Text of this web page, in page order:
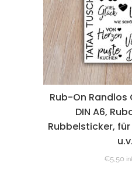
Rub-On Randlos
DIN A6,
Rubbelsticker, für
€5,50